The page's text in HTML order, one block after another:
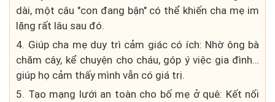
dài, một câu "con đang bận" có thể khiến cha mẹ im
lặng rất lâu sau đó.
4. Giúp cha mẹ duy trì cảm giác có ích: Nhờ ông bà
chăm cây, kể chuyện cho cháu, góp ý việc gia đình…
giúp họ cảm thấy mình vẫn có giá trị.
5. Tạo mạng lưới an toàn cho bố mẹ ở quê: Kết nối